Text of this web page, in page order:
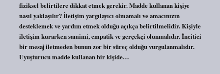
fiziksel belirtilere dikkat etmek gerekir. Madde kullanan kişiye
nasıl yaklaşılır? İletişim yargılayıcı olmamalı ve amacınızın
desteklemek ve yardım etmek olduğu açıkça belirtilmelidir. Kişiyle
iletişim kurarken samimi, empatik ve gerçekçi olunmalıdır. İncitici
bir mesaj iletmeden bunun zor bir süreç olduğu vurgulanmalıdır.
Uyuşturucu madde kullanan bir kişide…